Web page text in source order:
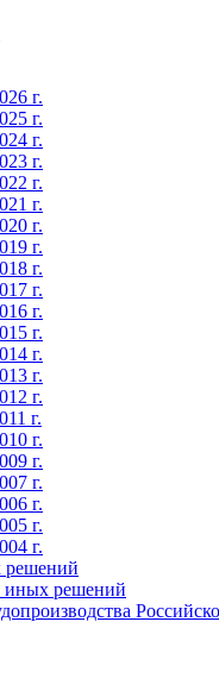
г.
г.
г.
г.
г.
г.
г.
г.
г.
г.
г.
г.
г.
г.
г.
г.
г.
г.
г.
г.
г.
г.
решений